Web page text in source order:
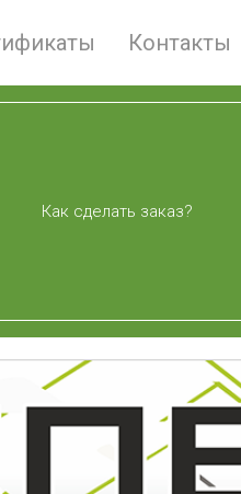
Контакты
Как сделать заказ?